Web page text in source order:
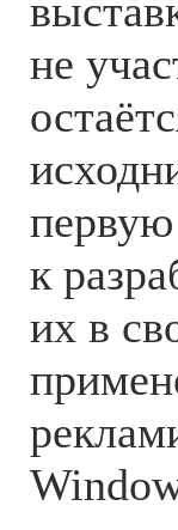
не
первую
к
их в